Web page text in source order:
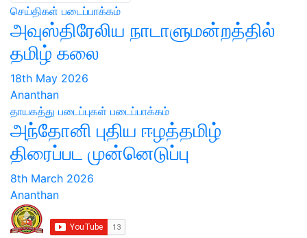
செய்திகள் படைப்பாக்கம்
அவுஸ்திரேலிய நாடாளுமன்றத்தில்
தமிழ் கலை
18th May 2026
Ananthan
தாயகத்து படைப்புகள் படைப்பாக்கம்
அந்தோனி புதிய ஈழத்தமிழ்
திரைப்பட முன்னெடுப்பு
8th March 2026
Ananthan